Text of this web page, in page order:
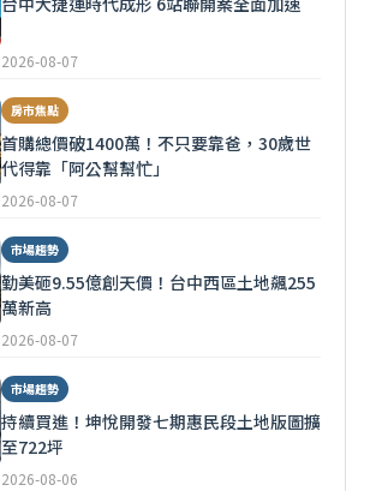
2026-08-07
房市焦點
首購總價破1400萬！不只要靠爸，30歲世
代得靠「阿公幫幫忙」
2026-08-07
市場趨勢
勤美砸9.55億創天價！台中西區土地飆255
萬新高
2026-08-07
市場趨勢
持續買進！坤悅開發七期惠民段土地版圖擴
至722坪
2026-08-06